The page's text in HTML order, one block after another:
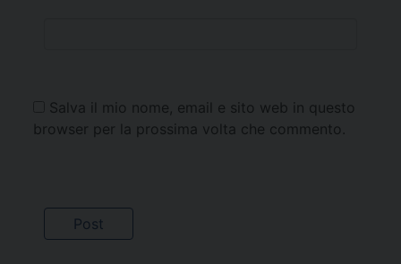
Salva il mio nome, email e sito web in questo
browser per la prossima volta che commento.